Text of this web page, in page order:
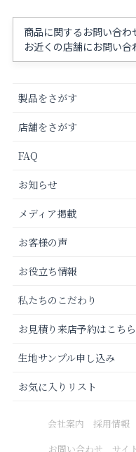
商品に関するお問い合わ
お近くの店舗にお問い合
製品をさがす
店舗をさがす
FAQ
お知らせ
メディア掲載
お客様の声
お役立ち情報
私たちのこだわり
お見積り来店予約はこちら
生地サンプル申し込み
お気に入りリスト
会社案内 採用情報
お問い合わせ
サイ